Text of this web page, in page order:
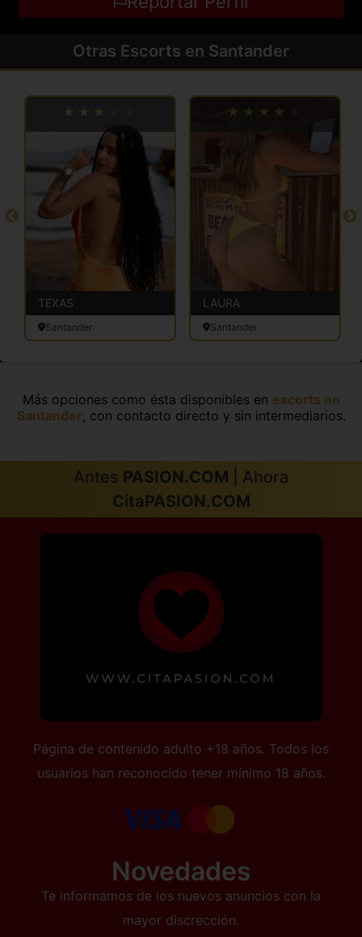
Otras Escorts en Santander
TEXAS
Santander
LAURA
Santander
Más opciones como ésta disponibles en escorts en
Santander, con contacto directo y sin intermediarios.
Antes PASION.COM | Ahora
CitaPASION.COM
Página de contenido adulto +18 años. Todos los
usuarios han reconocido tener mínimo 18 años.
Novedades
Te informamos de los nuevos anuncios con la
mayor discrección.